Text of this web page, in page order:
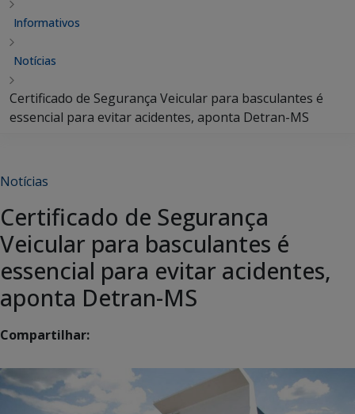
Informativos
Notícias
Certificado de Segurança Veicular para basculantes é
essencial para evitar acidentes, aponta Detran-MS
Notícias
Certificado de Segurança
Veicular para basculantes é
essencial para evitar acidentes,
aponta Detran-MS
Compartilhar: